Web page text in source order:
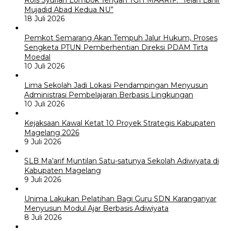
Mujadid Abad Kedua NU”
18 Juli 2026
Pemkot Semarang Akan Tempuh Jalur Hukum, Proses
Sengketa PTUN Pemberhentian Direksi PDAM Tirta
Moedal
10 Juli 2026
Lima Sekolah Jadi Lokasi Pendampingan Menyusun
Administrasi Pembelajaran Berbasis Lingkungan
10 Juli 2026
Kejaksaan Kawal Ketat 10 Proyek Strategis Kabupaten
Magelang 2026
9 Juli 2026
SLB Ma’arif Muntilan Satu-satunya Sekolah Adiwiyata di
Kabupaten Magelang
9 Juli 2026
Unima Lakukan Pelatihan Bagi Guru SDN Karanganyar
Menyusun Modul Ajar Berbasis Adiwiyata
8 Juli 2026